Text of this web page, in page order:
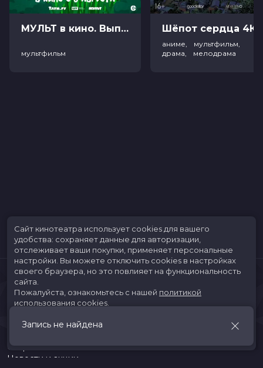
МУЛЬТ в кино. Выпуск №198. Некогда скучать (0+)
мультфильм
аниме, мультфильм,
драма, мелодрама
Запись не найдена
Скоро в кино
Новости и акции
Сайт кинотеатра использует cookies для вашего
удобства: сохраняет данные для авторизации,
отслеживает ваши покупки, применяет персональные
настройки. Вы можете отключить cookies в настройках
своего браузера, но это повлияет на функциональность
сайта.
Пожалуйста, ознакомьтесь с нашей политикой
использования cookies